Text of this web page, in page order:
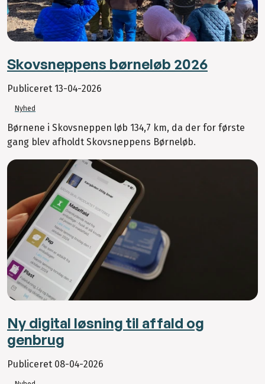
Skovsneppens børneløb 2026
Publiceret 13-04-2026
Nyhed
Børnene i Skovsneppen løb 134,7 km, da der for første
gang blev afholdt Skovsneppens Børneløb.
Ny digital løsning til affald og
genbrug
Publiceret 08-04-2026